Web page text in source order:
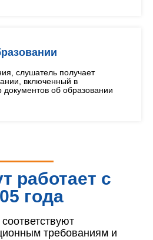
слушатель получает
включенный в
об образовании
работает с
года
требованиям и